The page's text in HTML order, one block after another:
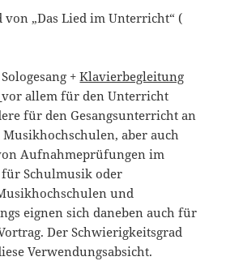
von „Das Lied im Unterricht“ (
+Klavierbegleitung
vor allem für den Unterricht
für den Gesangsunterricht an
aber auch
Aufnahmeprüfungen im
für Schulmusik oder
und
eignen sich daneben auch für
Der Schwierigkeitsgrad
Verwendungsabsicht.